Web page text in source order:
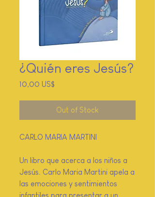
¿Quién eres Jesús?
10,00 US$
Out of Stock
CARLO MARIA MARTINI
Un libro que acerca a los niños a
Jesús. Carlo Maria Martini apela a
las emociones y sentimientos
infantiles para presentar a un